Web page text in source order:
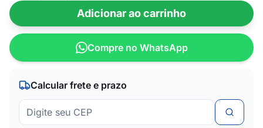
Adicionar ao carrinho
Compre no WhatsApp
Calcular frete e prazo